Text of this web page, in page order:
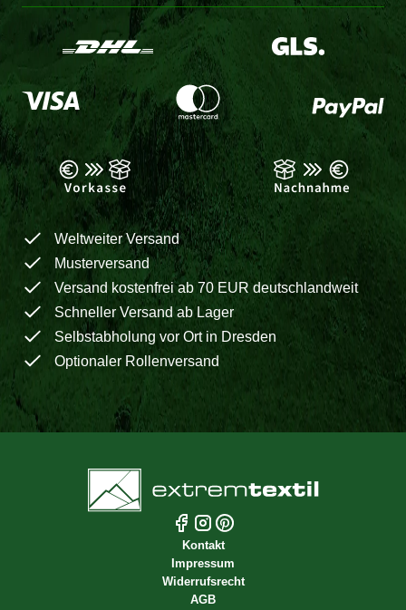
Weltweiter Versand
Musterversand
Versand kostenfrei ab 70 EUR deutschlandweit
Schneller Versand ab Lager
Selbstabholung vor Ort in Dresden
Optionaler Rollenversand
Kontakt
Impressum
Widerrufsrecht
AGB